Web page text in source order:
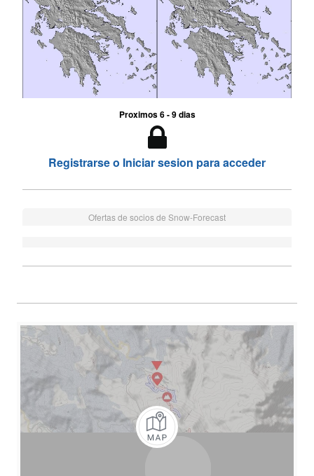
Proximos 6 - 9 dias
Registrarse o Iniciar sesion para acceder
Ofertas de socios de Snow-Forecast